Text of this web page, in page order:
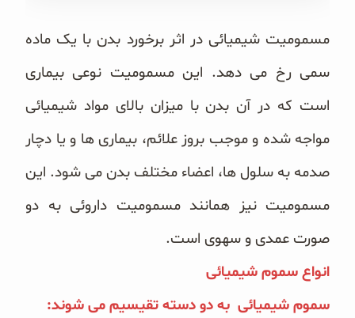
صبحانه و میان وعده
پک سلامتی OAB
کتاب‌های OAB
وبلاگ
مسمومیت شیمیائی در اثر برخورد بدن با یک ماده
سمی رخ می دهد. این مسمومیت نوعی بیماری
است که در آن بدن با میزان بالای مواد شیمیائی
مواجه شده و موجب بروز علائم، بیماری ها و یا دچار
صدمه به سلول ها، اعضاء مختلف بدن می شود. این
مسمومیت نیز همانند مسمومیت داروئی به دو
صورت عمدی و سهوی است.
انواع سموم شیمیائی
سموم شیمیائی به دو دسته تقیسیم می شوند: